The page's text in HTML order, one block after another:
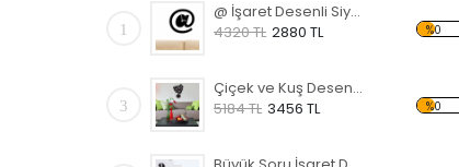
1
@ İşaret Desenli Siyah Dekoratif Duvar Saati
4320 TL 2880 TL %0
3
Çiçek ve Kuş Desenli Siyah Dekoratif Duvar Saati
5184 TL 3456 TL %0